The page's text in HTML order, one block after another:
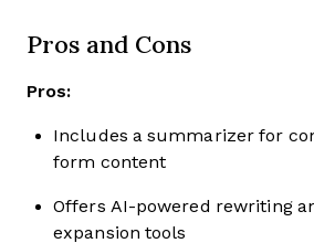
Pros and Cons
Pros:
Includes a summarizer for
form content
Offers AI-powered rewriting
expansion tools